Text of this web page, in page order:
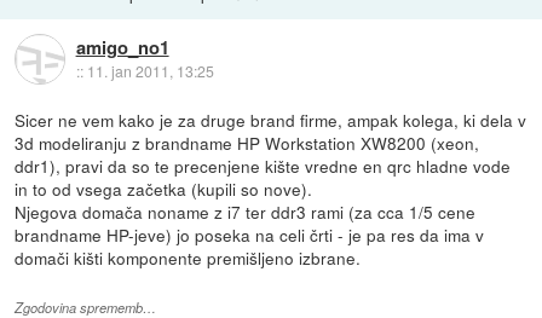
amigo_no1
:: 11. jan 2011, 13:25
Sicer ne vem kako je za druge brand firme, ampak kolega, ki dela v
3d modeliranju z brandname HP Workstation XW8200 (xeon,
ddr1), pravi da so te precenjene kište vredne en qrc hladne vode
in to od vsega začetka (kupili so nove).
Njegova domača noname z i7 ter ddr3 rami (za cca 1/5 cene
brandname HP-jeve) jo poseka na celi črti - je pa res da ima v
domači kišti komponente premišljeno izbrane.
Zgodovina sprememb…